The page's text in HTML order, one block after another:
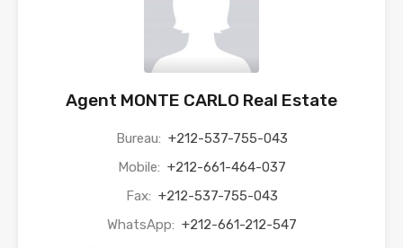
Agent MONTE CARLO Real Estate
Bureau: +212-537-755-043
Mobile: +212-661-464-037
Fax: +212-537-755-043
WhatsApp: +212-661-212-547